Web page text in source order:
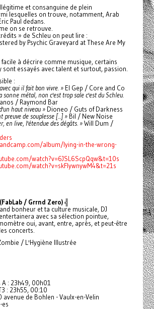
et consanguine de plein
lesquelles on trouve, notamment, Arab
Paul dedans.
on se retrouve.
» de Schleu on peut lire :
by Psychic Graveyard at These Are My
facile à décrire comme musique, certains
sont essayés avec talent et surtout, passion.
:
qui il fait bon vivre. »El Gep / Core and Co
sonne métal, non c'est trop sale c'est du Schleu.
/ Raymond Bar
haut niveau »Dioneo / Guts of Darkness
preuve de souplesse [...] »Bil / New Noise
en live, l'étendue des dégâts. »Will Dum /
album/lying-in-the-wrong-
watch?v=6JSL6ScpQqw&t=10s
watch?v=skFlywnywM4&t=21s
(FabLab / Grrnd Zero) ╣
bonheur et ta culture musicale, DJ
entertainera avec sa sélection pointue,
oui, avant, entre, après, et peut-être
concerts.
/ L'Hygiène Illustrée
: 23h49, 00h01
: 23h55, 00:10
de Bohlen - Vaulx-en-Velin
es